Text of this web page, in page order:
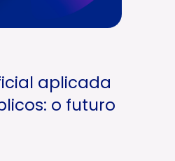
aplicada
o futuro